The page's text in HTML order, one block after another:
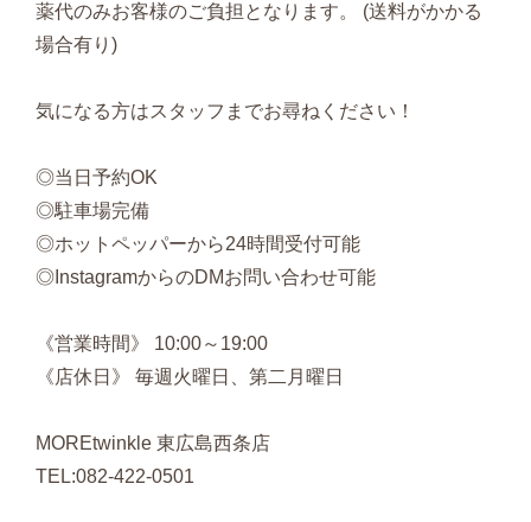
薬代のみお客様のご負担となります。 (送料がかかる
場合有り)
気になる方はスタッフまでお尋ねください！
◎当日予約OK
◎駐車場完備
◎ホットペッパーから24時間受付可能
◎InstagramからのDMお問い合わせ可能
《営業時間》 10:00～19:00
《店休日》 毎週火曜日、第二月曜日
MOREtwinkle 東広島西条店
TEL:082-422-0501